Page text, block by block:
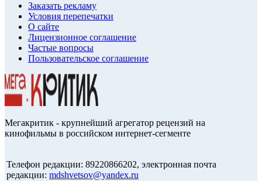
Заказать рекламу
Условия перепечатки
О сайте
Лицензионное соглашение
Частые вопросы
Пользовательское соглашение
Мегакритик - крупнейший агрегатор рецензий на
кинофильмы в российском интернет-сегменте
Телефон редакции: 89220866202, электронная почта
редакции: mdshvetsov@yandex.ru